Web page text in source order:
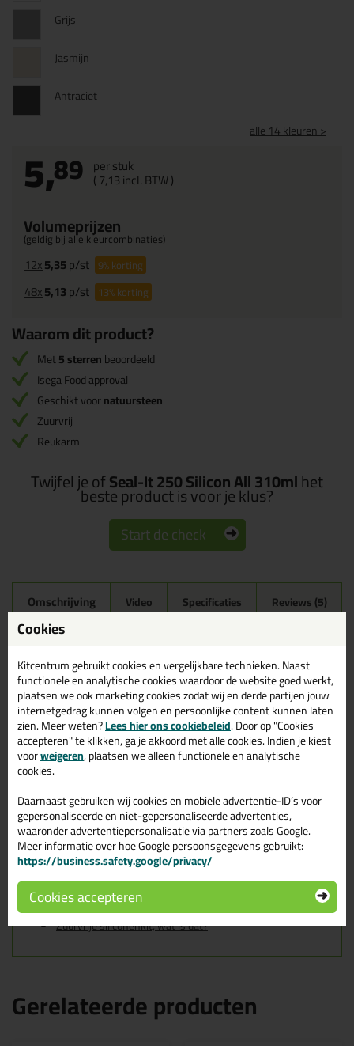
Grijs
Jasmijn
Antraciet
alle 14 kleuren >
5,89 per stuk
(7,13incl. BTW )
Volumeprijzen
(geldig bij alle kleurcombinaties)
12x5,35p/st 9%korting
48x5,13p/st 13%korting
Waarom dit product?
Met5 sterrenbeoordeeld
Isega Food approval
Geschikt voornatuursteen
Zuurvrij
Reukarm
Twijfel je ofSeal-It 250 Silicon All 310mlhet
beste product is voor je klus?
Start de check
Omschrijving Video Specificaties Reviews (5)
Seal-It 250 Silicon All
310ml in Ral 9001
Zoek je kit in een specifieke kleur? Gevonden! Deze sanitairkit
Seal-It 250 Silicon All 310ml in de kleur Ral 9001 is te gebruiken
voor verschillende toepassingen. Een duurzame en veelzijdige kit
welke makkelijk te verwerken is. Perfect als je een bijpassende
kleur zoekt met gegarandeerd een topresultaat. Bestel de Seal-It
250 Silicon All 310ml in kleur Ral 9001 vandaag nog! Op voorraad
en op werkdagen besteld = morgen in huis.
Wil je meer weten over de toepassing en kenmerken van dit
product?Lees alles over dit product >
Tips & tricks voor Seal-It 250 Silicon
All 310ml
In de volgende blogs wordt dit product gebruikt:
Hoe kit ik een (natuursteen) aanrechtblad af?
Zuurvrije siliconenkit, wat is dat?
Gerelateerde producten
Cookies
Kitcentrum gebruikt cookies en vergelijkbare technieken. Naast
functionele en analytische cookies waardoor de website goed werkt,
plaatsen we ook marketing cookies zodat wij en derde partijen jouw
internetgedrag kunnen volgen en persoonlijke content kunnen laten
zien. Meer weten?Lees hier ons cookiebeleid. Door op "Cookies
accepteren" te klikken, ga je akkoord met alle cookies. Indien je kiest
voorweigeren, plaatsen we alleen functionele en analytische
cookies.
Daarnaast gebruiken wij cookies en mobiele advertentie-ID’s voor
gepersonaliseerde en niet-gepersonaliseerde advertenties,
waaronder advertentiepersonalisatie via partners zoals Google.
Meer informatie over hoe Google persoonsgegevens gebruikt:
https://business.safety.google/privacy/
Cookies accepteren